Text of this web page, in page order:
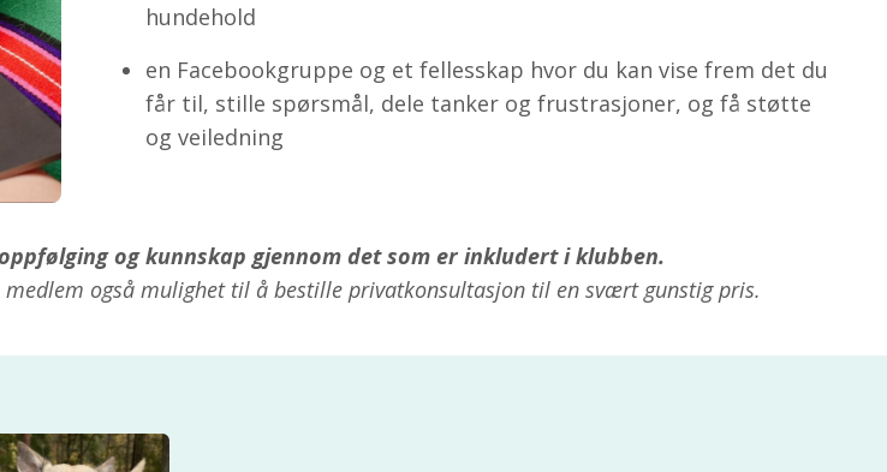
hundehold
en Facebookgruppe og et fellesskap hvor du kan vise frem det du
får til, stille spørsmål, dele tanker og frustrasjoner, og få støtte
og veiledning
og kunnskap gjennom det som er inkludert i klubben.
også mulighet til å bestille privatkonsultasjon til en svært gunstig pris.